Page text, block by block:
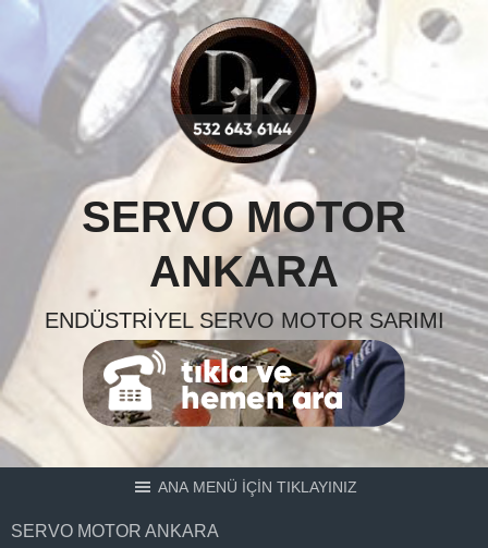
Skip
content
SERVO MOTOR
ANKARA
ENDÜSTRIYEL SERVO MOTOR SARIMI
ANA MENÜ İÇİN TIKLAYINIZ
SERVO MOTOR ANKARA